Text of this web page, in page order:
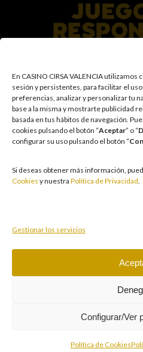
En CASINO CIRSA VALENCIA
sesión y persistentes, para facilitar el
preferencias, analizar y personalizar tu
base a la misma y mostrarte publicidad
basada en tus hábitos de navegación.
cookies pulsando el botón “Aceptar” o “
configurar su uso pulsando el botón “
Si deseas obtener más información,
Cookies y nuestra Política de Privacidad.
Gestionar los servicios
Configurar/Ver
Política de Cookies
En el Grupo CIRSA promovemos una
garantizando un entorno seguro y
facilitamos medidas e información para
entretenimiento, sin utilizarse como vía
o emocionales. El acceso está prohibido
personas con acceso restringido
autoexclusión que resulten aplicables.
cultura de prevención y concienciación
las circunstancias individuales.
forma continuada nuestra Cultura de
Juegue con responsabilidad.
Copyright © 2026 Casino Cirsa